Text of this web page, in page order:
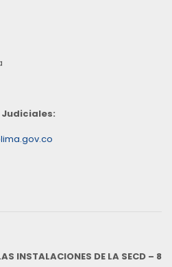
INSTALACIONES DE LA SECD – 8